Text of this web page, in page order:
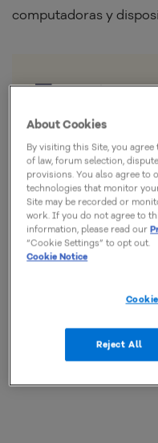
computadoras y
Dropbox está
los
computadoras (
dispositivos
OS).Tiene
Hemos separado
necesitas en este
pesar de ser muy
sumamente sencillo e
About Cookies
By visiting this Site, you
of law, forum selection,
provisions. You also agree to
technologies that monitor
Site may be recorded or
work. If you do not agree to
information, please read our
“Cookie Settings” to opt out.
Cookie Notice
Reject All